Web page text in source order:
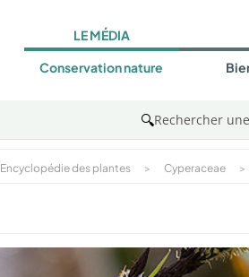
LE MÉDIA
Conservation nature
🔍Rechercher
Encyclopédie des plantes > Cyperaceae >